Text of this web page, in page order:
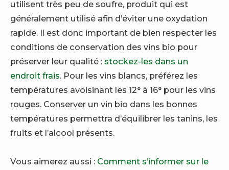
utilisent très peu de soufre, produit qui est
généralement utilisé afin d’éviter une oxydation
rapide. Il est donc important de bien respecter les
conditions de conservation des vins bio pour
préserver leur qualité : stockez-les dans un
endroit frais. Pour les vins blancs, préférez les
températures avoisinant les 12° à 16° pour les vins
rouges. Conserver un vin bio dans les bonnes
températures permettra d’équilibrer les tanins, les
fruits et l’alcool présents.
Vous aimerez aussi : Comment s’informer sur le